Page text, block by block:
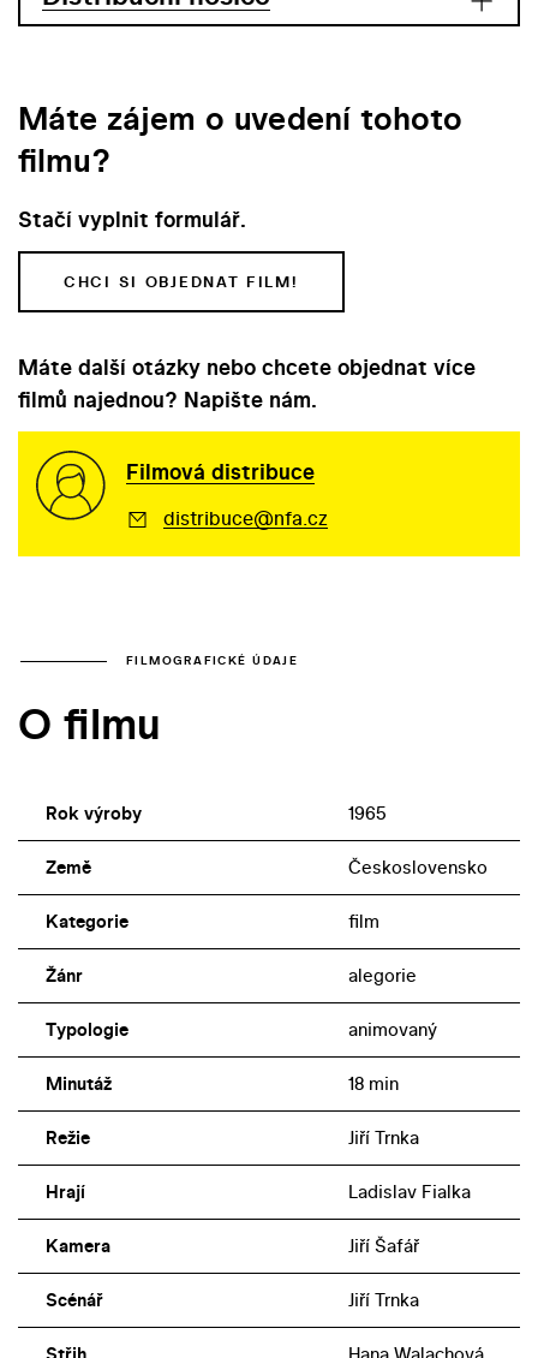
Máte zájem o uvedení tohoto
filmu?
Stačí vyplnit formulář.
CHCI SI OBJEDNAT FILM!
Máte další otázky nebo chcete objednat více
filmů najednou? Napište nám.
Filmová distribuce
distribuce@nfa.cz
FILMOGRAFICKÉ ÚDAJE
O filmu
Rok výroby 1965
Země Československo
Kategorie film
Žánr alegorie
Typologie animovaný
Minutáž 18 min
Režie Jiří Trnka
Hrají Ladislav Fialka
Kamera Jiří Šafář
Scénář Jiří Trnka